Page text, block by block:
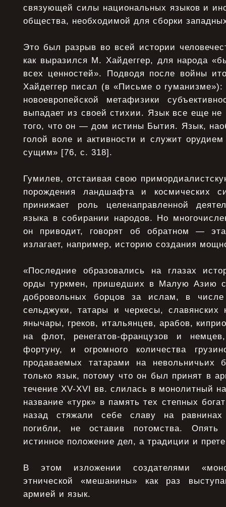
связующей силы национальных языков и
общества, необходимой для сборки
Это был разрыв во всей истории
как выразился М. Хайдеггер, для народа
всех ценностей». Подводя после войны
Хайдеггер писал (в «Письме о
новоевропейской метафизики
выпадает из своей стихии. Язык все еще
того, что он — дом истины Бытия. Язык,
голой воле и активности и служит
сущим» [76, с. 318].
Гумилев, отстаивая свою
порождения ландшафта и космических
принижает роль целенаправленной
языка в собирании народов. Но
он приводит, говорят об обратном —
излагает, например, историю создания
«Последние образовались на глазах
орды туркмен, пришедших в Малую Азию
добровольных борцов за ислам, в
сельджуки, татары и черкесы,
янычары, греков, итальянцев, арабов,
на флот, ренегатов-французов и
фортуну, и огромного количества
продаваемых татарами на невольничьих
только язык, потому что он был принят в
течение XV-XVI вв. слилась в монолитный
название «турк» в память тех степных
назад стяжали себе славу на
погибли, не оставив потомства. Опять
истинное положение дел, а традиции и
В этом изложении создателями
этнической «мешанины» как раз
армией и язык.